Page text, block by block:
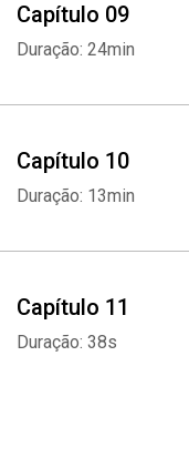
Capítulo 09
Duração: 24min
Capítulo 10
Duração: 13min
Capítulo 11
Duração: 38s